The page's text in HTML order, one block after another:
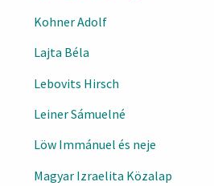
Kohner Adolf
Lajta Béla
Lebovits Hirsch
Leiner Sámuelné
Löw Immánuel és neje
Magyar Izraelita Közalap